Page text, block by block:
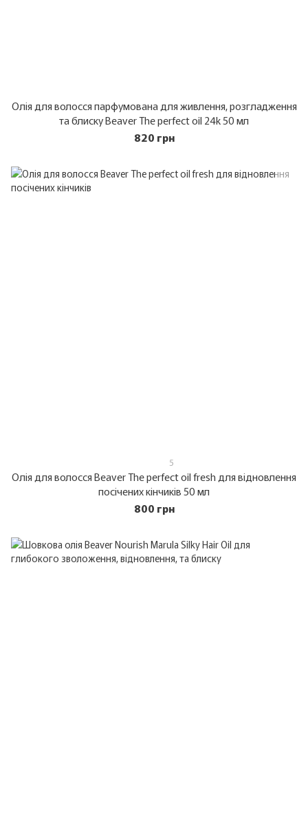
Олія для волосся парфумована для живлення, розгладження
та блиску Beaver The perfect oil 24k 50 мл
820 грн
5
Олія для волосся Beaver The perfect oil fresh для відновлення
посічених кінчиків 50 мл
800 грн